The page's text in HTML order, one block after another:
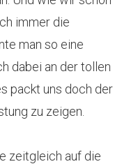
immer die
man so eine
dabei an der tollen
packt uns doch der
zu zeigen.
zeitgleich auf die